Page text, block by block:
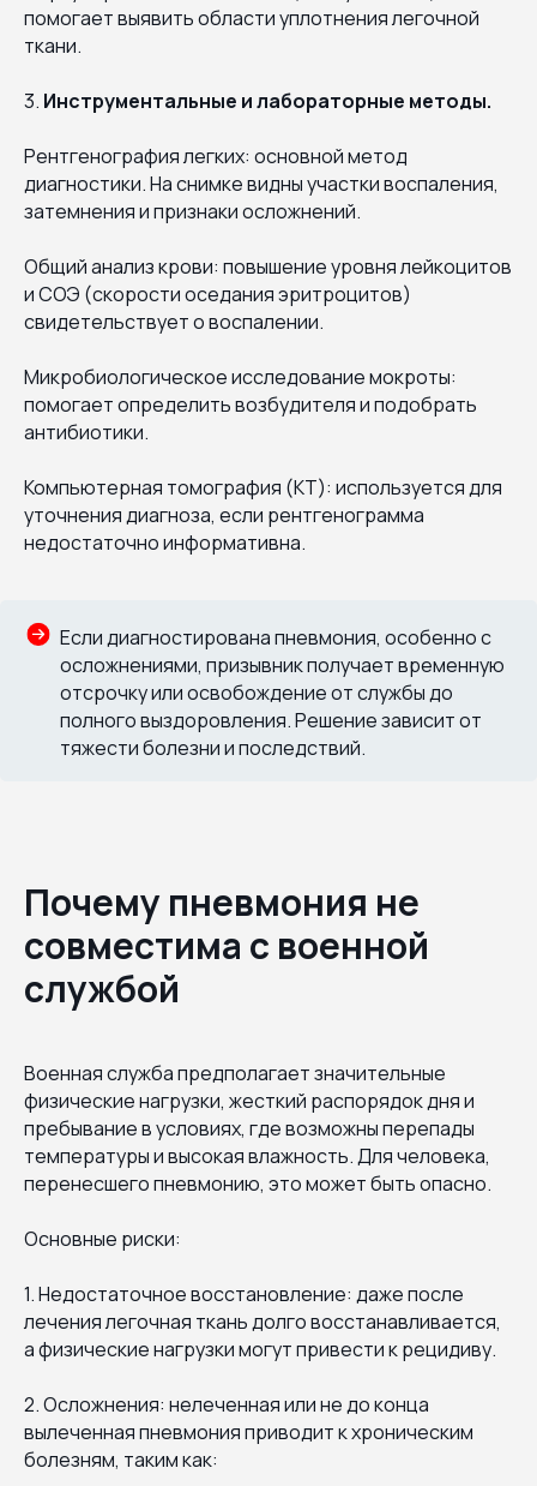
помогает выявить области уплотнения легочной
ткани.
3. Инструментальные и лабораторные методы.
Рентгенография легких: основной метод
диагностики. На снимке видны участки воспаления,
затемнения и признаки осложнений.
Общий анализ крови: повышение уровня лейкоцитов
и СОЭ (скорости оседания эритроцитов)
свидетельствует о воспалении.
Микробиологическое исследование мокроты:
помогает определить возбудителя и подобрать
антибиотики.
Компьютерная томография (КТ): используется для
уточнения диагноза, если рентгенограмма
недостаточно информативна.
Если диагностирована пневмония, особенно с
осложнениями, призывник получает временную
отсрочку или освобождение от службы до
полного выздоровления. Решение зависит от
тяжести болезни и последствий.
Почему пневмония не
совместима с военной
службой
Военная служба предполагает значительные
физические нагрузки, жесткий распорядок дня и
пребывание в условиях, где возможны перепады
температуры и высокая влажность. Для человека,
перенесшего пневмонию, это может быть опасно.
Основные риски:
1. Недостаточное восстановление: даже после
лечения легочная ткань долго восстанавливается,
а физические нагрузки могут привести к рецидиву.
2. Осложнения: нелеченная или не до конца
вылеченная пневмония приводит к хроническим
болезням, таким как: